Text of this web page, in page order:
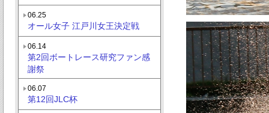
06.25
オール女子 江戸川女王決定戦
06.14
第2回ボートレース研究ファン感
謝祭
06.07
第12回JLC杯